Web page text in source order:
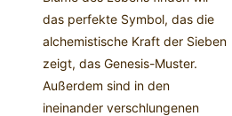
das perfekte Symbol, das die
alchemistische Kraft der Sieben
zeigt, das Genesis-Muster.
Außerdem sind in den
ineinander verschlungenen